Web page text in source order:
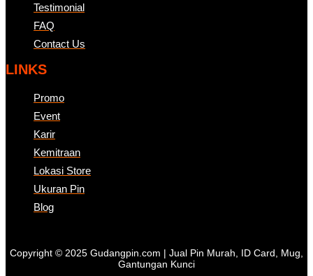
Testimonial
FAQ
Contact Us
LINKS
Promo
Event
Karir
Kemitraan
Lokasi Store
Ukuran Pin
Blog
Copyright © 2025 Gudangpin.com | Jual Pin Murah, ID Card, Mug,
Gantungan Kunci